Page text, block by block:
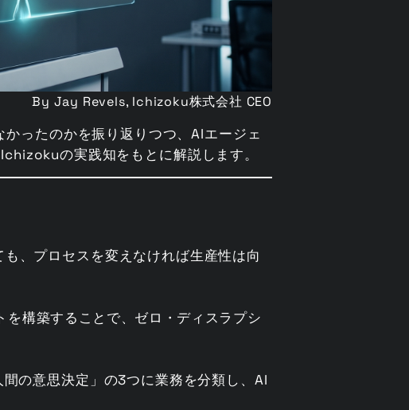
By Jay Revels, Ichizoku株式会社 CEO
ったのかを振り返りつつ、AIエージェ
の実践知をもとに解説します。
、プロセスを変えなければ生産性は向
構築することで、ゼロ・ディスラプシ
の意思決定」の3つに業務を分類し、AI